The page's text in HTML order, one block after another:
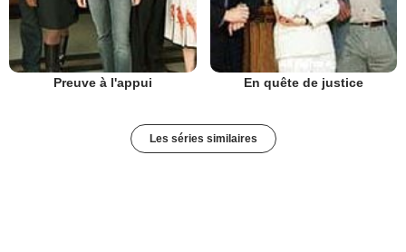
Preuve à l'appui En quête de justice
Les séries similaires